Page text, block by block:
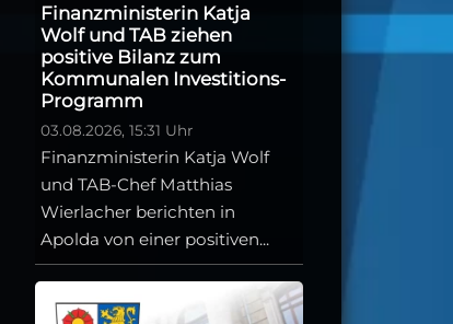
Finanzministerin Katja
Wolf und TAB ziehen
positive Bilanz zum
Kommunalen Investitions-
Programm
03.08.2026, 15:31 Uhr
Finanzministerin Katja Wolf
und TAB-Chef Matthias
Wierlacher berichten in
Apolda von einer positiven...